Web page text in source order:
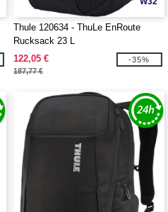
Thule 120634 - ThuLe EnRoute
Rucksack 23 L
122,05 €
187,77 €
-35%